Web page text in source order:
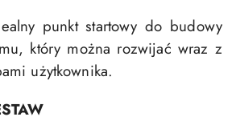
punkt startowy do budowy
który można rozwijać wraz z
użytkownika.